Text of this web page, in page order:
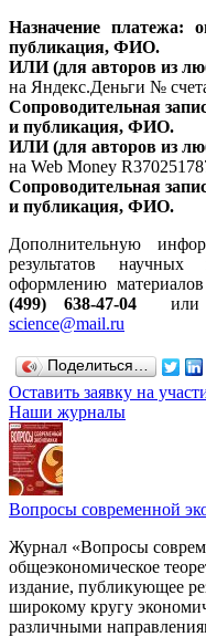
Назначение платежа:
публикация, ФИО.
ИЛИ (для авторов из
на Яндекс.Деньги №
Сопроводительная
и публикация, ФИО.
ИЛИ (для авторов из
на Web Money
Сопроводительная
и публикация, ФИО.
Дополнительную
результатов
оформлению
(499) 638-47-04или
science@mail.ru
Поделиться…
Оставить заявку на
Наши журналы
Вопросы современной
Журнал «Вопросы
общеэкономическое
издание, публикующее
широкому кругу
различными